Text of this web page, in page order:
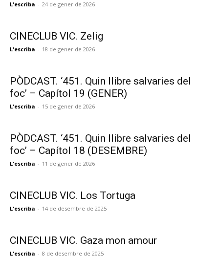
L'escriba - 24 de gener de 2026
CINECLUB VIC. Zelig
L'escriba - 18 de gener de 2026
PÒDCAST. ‘451. Quin llibre salvaries del
foc’ – Capítol 19 (GENER)
L'escriba - 15 de gener de 2026
PÒDCAST. ‘451. Quin llibre salvaries del
foc’ – Capítol 18 (DESEMBRE)
L'escriba - 11 de gener de 2026
CINECLUB VIC. Los Tortuga
L'escriba - 14 de desembre de 2025
CINECLUB VIC. Gaza mon amour
L'escriba - 8 de desembre de 2025